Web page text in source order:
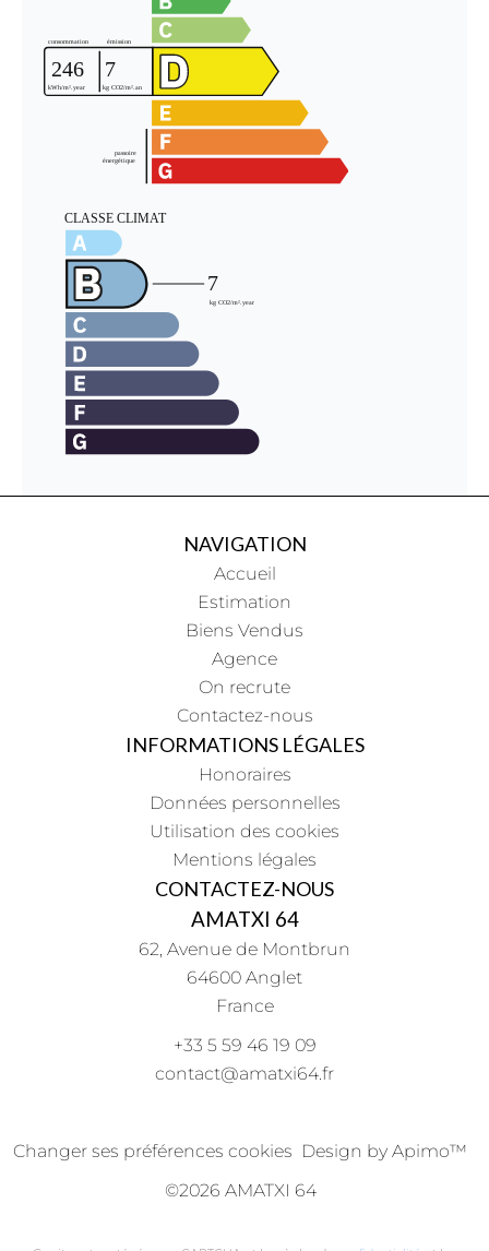
NAVIGATION
Accueil
Estimation
Biens Vendus
Agence
On recrute
Contactez-nous
INFORMATIONS LÉGALES
Honoraires
Données personnelles
Utilisation des cookies
Mentions légales
CONTACTEZ-NOUS
AMATXI 64
62, Avenue de Montbrun
64600 Anglet
France
+33 5 59 46 19 09
contact@amatxi64.fr
Changer ses préférences cookies Design by Apimo™
©2026 AMATXI 64